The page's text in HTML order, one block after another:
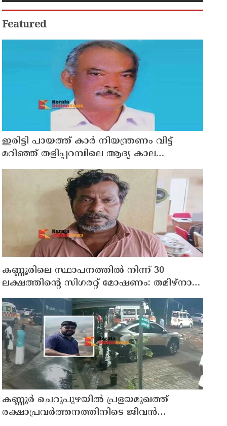
Featured
ഇരിട്ടി പായത്ത് കാർ നിയന്ത്രണം വിട്ട്
മറിഞ്ഞ് തളിപ്പറമ്പിലെ ആദ്യ കാല
കോണ്‍ഗ്രസ് നേതാവ് മരിച്ചു
കണ്ണൂരിലെ സ്ഥാപനത്തിൽ നിന്ന് 30
ലക്ഷത്തിന്റെ സിഗരറ്റ് മോഷണം: തമിഴ്‌നാട്
സ്വദേശിയായ സെയിൽസ്മാൻ
തെങ്കാശിയിൽ പിടിയിൽ
കണ്ണൂർ ചെറുപുഴയിൽ പ്രളയമുഖത്ത്
രക്ഷാപ്രവർത്തനത്തിനിടെ ജീവൻ